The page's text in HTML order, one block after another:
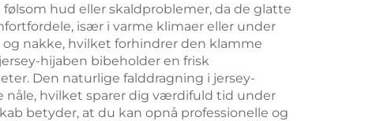
hud eller skaldproblemer, da de glatte
især i varme klimaer eller under
nakke, hvilket forhindrer den klamme
hijaben bibeholder en frisk
Den naturlige falddragning i jersey-
hvilket sparer dig værdifuld tid under
betyder, at du kan opnå professionelle og